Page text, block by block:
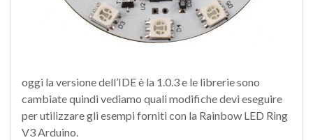
oggi la versione dell’IDE è la 1.0.3 e le librerie sono
cambiate quindi vediamo quali modifiche devi eseguire
per utilizzare gli esempi forniti con la Rainbow LED Ring
V3 Arduino.